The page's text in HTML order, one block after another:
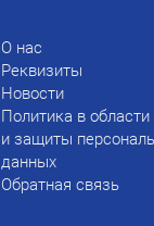
О нас
Реквизиты
Новости
Политика в области
и защиты
данных
Обратная связь